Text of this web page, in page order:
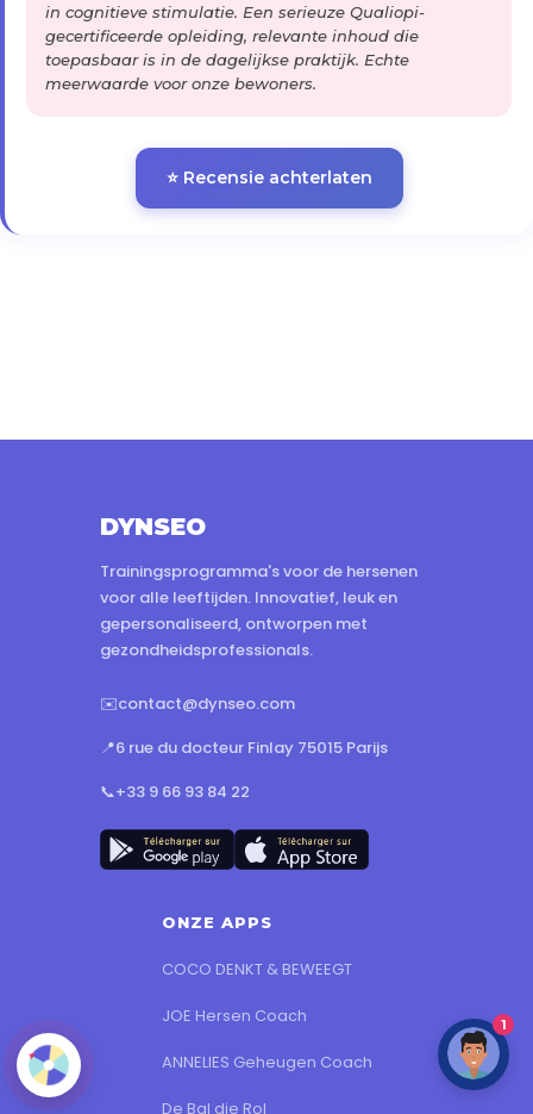
in cognitieve stimulatie. Een serieuze Qualiopi-
gecertificeerde opleiding, relevante inhoud die
toepasbaar is in de dagelijkse praktijk. Echte
meerwaarde voor onze bewoners.
⭐ Recensie achterlaten
DYNSEO
Trainingsprogramma's voor de hersenen
voor alle leeftijden. Innovatief, leuk en
gepersonaliseerd, ontworpen met
gezondheidsprofessionals.
✉️contact@dynseo.com
📍6 rue du docteur Finlay 75015 Parijs
📞+33 9 66 93 84 22
ONZE APPS
COCO DENKT & BEWEEGT
JOE Hersen Coach
ANNELIES Geheugen Coach
De Bal die Rol
1